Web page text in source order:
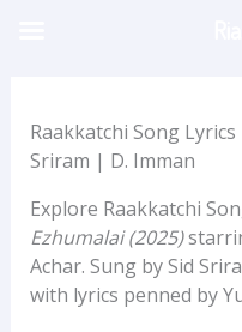
Raakkatchi Song
Sriram | D. Imman
Explore Raakkatchi
Ezhumalai (2025)
Achar. Sung by Sid
with lyrics penned by